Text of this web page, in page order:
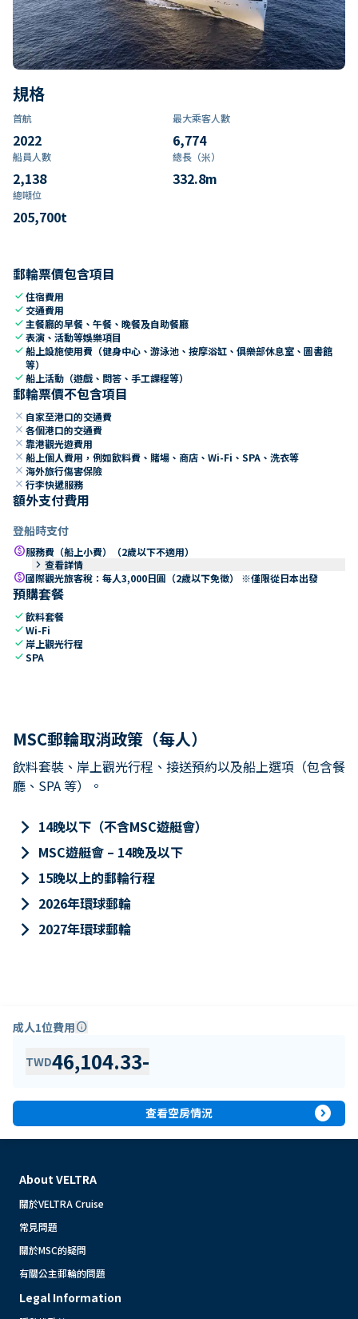
規格
首航
2022
最大乘客人數
6,774
船員人數
2,138
總長（米）
332.8m
總噸位
205,700t
郵輪票價包含項目
check住宿費用
check 交通費用
check 主餐廳的早餐、午餐、晚餐及自助餐廳
check表演、活動等娛樂項目
check船上設施使用費（健身中心、游泳池、按摩浴缸、俱樂部休息室、圖書館
等）
check船上活動（遊戲、問答、手工課程等）
郵輪票價不包含項目
close 自家至港口的交通費
close 各個港口的交通費
close 靠港觀光遊費用
close 船上個人費用，例如飲料費、賭場、商店、Wi-Fi、SPA、洗衣等
close 海外旅行傷害保險
close 行李快遞服務
額外支付費用
登船時支付
paid服務費（船上小費）（2歲以下不適用）
keyboard_arrow_right 查看詳情
paid國際觀光旅客稅：每人3,000日圓（2歲以下免徵） ※僅限從日本出發
預購套餐
check飲料套餐
checkWi-Fi
check 岸上觀光行程
checkSPA
MSC郵輪取消政策（每人）
飲料套裝、岸上觀光行程、接送預約以及船上選項（包含餐
廳、SPA 等）。
keyboard_arrow_right 14晚以下（不含MSC遊艇會）
keyboard_arrow_right MSC遊艇會 – 14晚及以下
keyboard_arrow_right 15晚以上的郵輪行程
keyboard_arrow_right 2026年環球郵輪
keyboard_arrow_right 2027年環球郵輪
成人1位費用info
TWD46,104.33-
查看空房情況 expand_circle_right
About VELTRA
關於VELTRA Cruise
常見問題
關於MSC的疑問
有關公主郵輪的問題
Legal Information